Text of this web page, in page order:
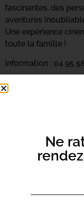
fascinantes, des
aventures
Une expérience
toute la famille !
Information : 04 95
Ne